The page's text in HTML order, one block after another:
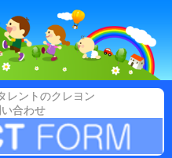
レントのクレヨン
合わせ